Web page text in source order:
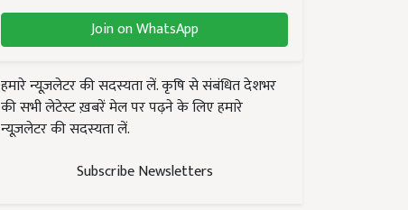
Join on WhatsApp
हमारे न्यूज़लेटर की सदस्यता लें. कृषि से संबंधित देशभर
की सभी लेटेस्ट ख़बरें मेल पर पढ़ने के लिए हमारे
न्यूज़लेटर की सदस्यता लें.
Subscribe Newsletters